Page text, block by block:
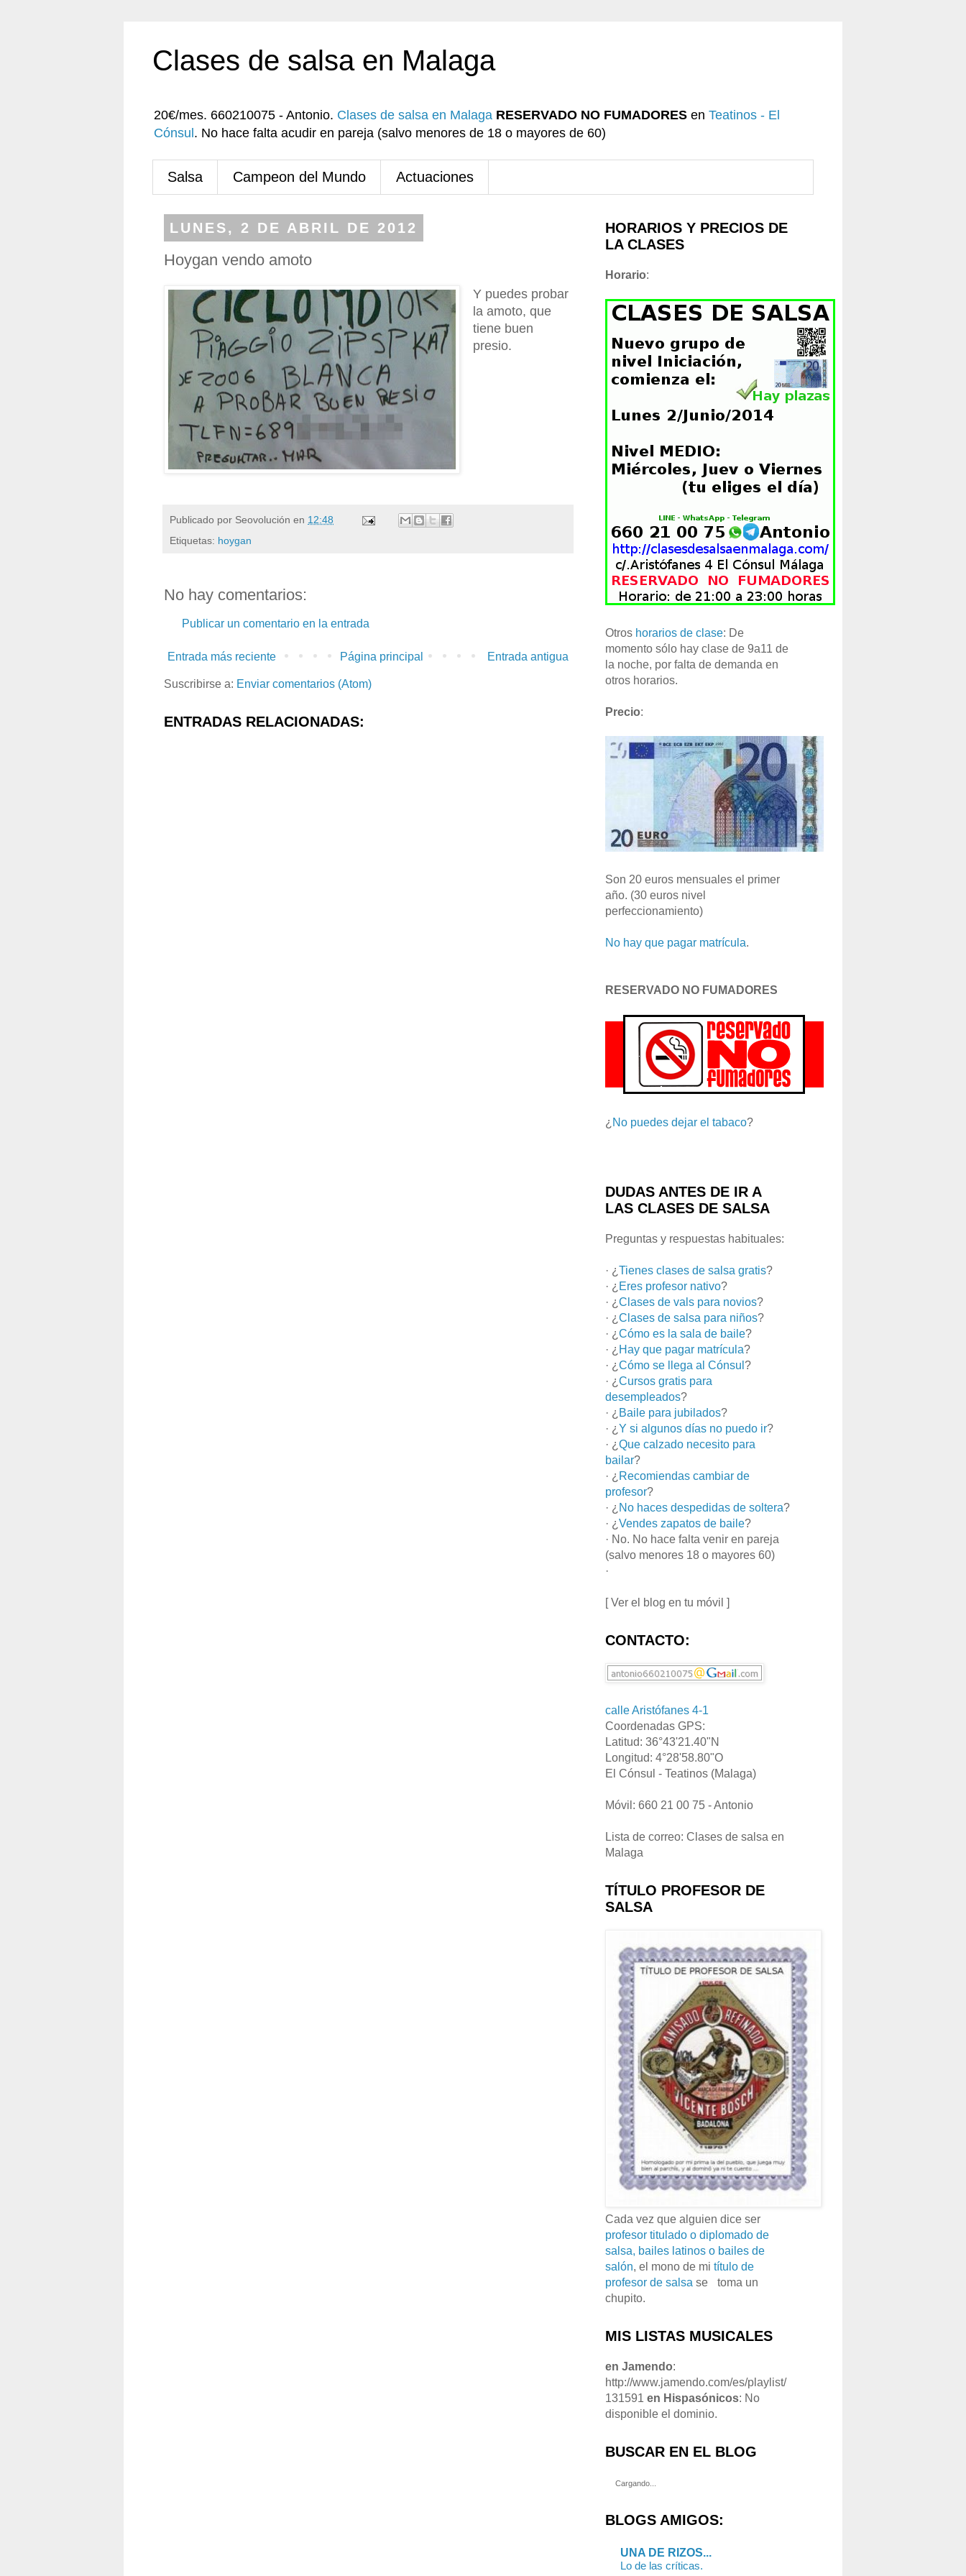
Clases de salsa en Malaga
20€/mes. 660210075 - Antonio. Clases de salsa en Malaga RESERVADO NO FUMADORES en Teatinos - El
Cónsul . No hace falta acudir en pareja (salvo menores de 18 o mayores de 60)
Salsa Campeon del Mundo Actuaciones
LUNES, 2 DE ABRIL DE 2012
Hoygan vendo amoto
Y puedes probar
la amoto, que
tiene buen
presio.
Publicado por Seovolución en 12:48
Etiquetas: hoygan
No hay comentarios:
Publicar un comentario en la entrada
Entrada más reciente Entrada antigua
Página principal
Suscribirse a: Enviar comentarios (Atom)
ENTRADAS RELACIONADAS:
HORARIOS Y PRECIOS DE
LA CLASES
Horario:
Otros horarios de clase: De
momento sólo hay clase de 9a11 de
la noche, por falta de demanda en
otros horarios.
Precio:
Son 20 euros mensuales el primer
año. (30 euros nivel
perfeccionamiento)
No hay que pagar matrícula.
RESERVADO NO FUMADORES
¿ No puedes dejar el tabaco?
DUDAS ANTES DE IR A
LAS CLASES DE SALSA
Preguntas y respuestas habituales:
· ¿ Tienes clases de salsa gratis?
· ¿ Eres profesor nativo?
· ¿ Clases de vals para novios?
· ¿ Clases de salsa para niños?
· ¿ Cómo es la sala de baile?
· ¿ Hay que pagar matrícula?
· ¿ Cómo se llega al Cónsul ?
· ¿ Cursos gratis para
desempleados?
· ¿ Baile para jubilados?
· ¿ Y si algunos días no puedo ir?
· ¿ Que calzado necesito para
bailar?
· ¿ Recomiendas cambiar de
profesor?
· ¿ No haces despedidas de soltera?
· ¿ Vendes zapatos de baile?
· No. No hace falta venir en pareja
(salvo menores 18 o mayores 60)
·
[ Ver el blog en tu móvil ]
CONTACTO:
calle Aristófanes 4-1
Coordenadas GPS:
Latitud: 36°43'21.40"N
Longitud: 4°28'58.80"O
El Cónsul - Teatinos (Malaga)
Móvil: 660 21 00 75 - Antonio
Lista de correo: Clases de salsa en
Malaga
TÍTULO PROFESOR DE
SALSA
Cada vez que alguien dice ser
profesor titulado o diplomado de
salsa, bailes latinos o bailes de
salón, el mono de mi título de
profesor de salsa se
toma un
chupito.
MIS LISTAS MUSICALES
en Jamendo:
http://www.jamendo.com/es/playlist/
131591 en Hispasónicos: No
disponible el dominio.
BUSCAR EN EL BLOG
Cargando...
BLOGS AMIGOS:
UNA DE RIZOS...
Lo de las críticas.